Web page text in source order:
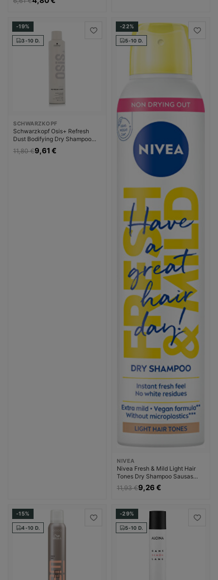
-19%
3-10 D.
SCHWARZKOPF
Schwarzkopf Osis+ Refresh
Dust Bodifying Dry Shampoo
Sausas šampūnas Moterims
11,80 €9,61 €
-22%
5-10 D.
NIVEA
Nivea Fresh & Mild Light Hair
Tones Dry Shampoo Sausas
šampūnas Moterims
11,93 €9,26 €
-15%
4-10 D.
-29%
5-10 D.